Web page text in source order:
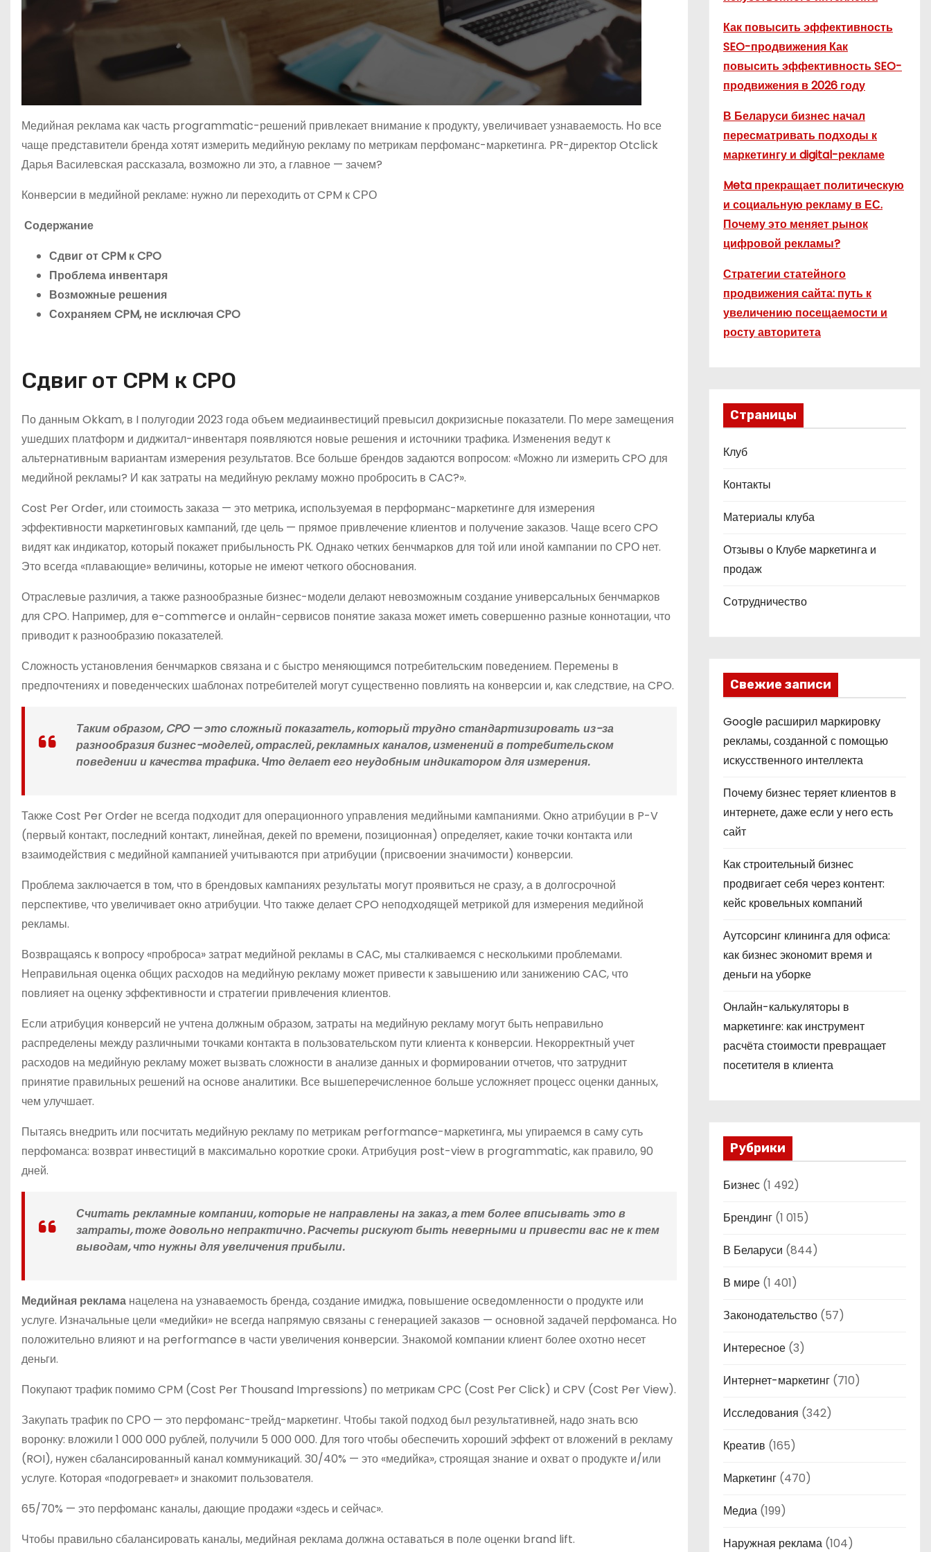
Медийная реклама как часть programmatic-решений привлекает внимание к продукту, увеличивает узнаваемость. Но все
чаще представители бренда хотят измерить медийную рекламу по метрикам перфоманс-маркетинга. PR-директор Otclick
Дарья Василевская рассказала, возможно ли это, а главное — зачем?
Конверсии в медийной рекламе: нужно ли переходить от CPM к СРО
Содержание
Сдвиг от CPM к CPO
Проблема инвентаря
Возможные решения
Сохраняем CPM, не исключая CPO
Сдвиг от CPM к CPO
По данным Okkam, в I полугодии 2023 года объем медиаинвестиций превысил докризисные показатели. По мере замещения
ушедших платформ и диджитал-инвентаря появляются новые решения и источники трафика. Изменения ведут к
альтернативным вариантам измерения результатов. Все больше брендов задаются вопросом: «Можно ли измерить CPO для
медийной рекламы? И как затраты на медийную рекламу можно пробросить в CAC?».
Cost Per Order, или стоимость заказа — это метрика, используемая в перформанс-маркетинге для измерения
эффективности маркетинговых кампаний, где цель — прямое привлечение клиентов и получение заказов. Чаще всего CPO
видят как индикатор, который покажет прибыльность РК. Однако четких бенчмарков для той или иной кампании по СРО нет.
Это всегда «плавающие» величины, которые не имеют четкого обоснования.
Отраслевые различия, а также разнообразные бизнес-модели делают невозможным создание универсальных бенчмарков
для CPO. Например, для e-commerce и онлайн-сервисов понятие заказа может иметь совершенно разные коннотации, что
приводит к разнообразию показателей.
Сложность установления бенчмарков связана и с быстро меняющимся потребительским поведением. Перемены в
предпочтениях и поведенческих шаблонах потребителей могут существенно повлиять на конверсии и, как следствие, на CPO.
Таким образом, CPO — это сложный показатель, который трудно стандартизировать из-за
разнообразия бизнес-моделей, отраслей, рекламных каналов, изменений в потребительском
поведении и качества трафика. Что делает его неудобным индикатором для измерения.
Также Cost Per Order не всегда подходит для операционного управления медийными кампаниями. Окно атрибуции в P-V
(первый контакт, последний контакт, линейная, декей по времени, позиционная) определяет, какие точки контакта или
взаимодействия с медийной кампанией учитываются при атрибуции (присвоении значимости) конверсии.
Проблема заключается в том, что в брендовых кампаниях результаты могут проявиться не сразу, а в долгосрочной
перспективе, что увеличивает окно атрибуции. Что также делает CPO неподходящей метрикой для измерения медийной
рекламы.
Возвращаясь к вопросу «проброса» затрат медийной рекламы в CAC, мы сталкиваемся с несколькими проблемами.
Неправильная оценка общих расходов на медийную рекламу может привести к завышению или занижению CAC, что
повлияет на оценку эффективности и стратегии привлечения клиентов.
Если атрибуция конверсий не учтена должным образом, затраты на медийную рекламу могут быть неправильно
распределены между различными точками контакта в пользовательском пути клиента к конверсии. Некорректный учет
расходов на медийную рекламу может вызвать сложности в анализе данных и формировании отчетов, что затруднит
принятие правильных решений на основе аналитики. Все вышеперечисленное больше усложняет процесс оценки данных,
чем улучшает.
Пытаясь внедрить или посчитать медийную рекламу по метрикам performance-маркетинга, мы упираемся в саму суть
перфоманса: возврат инвестиций в максимально короткие сроки. Атрибуция post-view в programmatic, как правило, 90
дней.
Считать рекламные компании, которые не направлены на заказ, а тем более вписывать это в
затраты, тоже довольно непрактично. Расчеты рискуют быть неверными и привести вас не к тем
выводам, что нужны для увеличения прибыли.
Медийная реклама нацелена на узнаваемость бренда, создание имиджа, повышение осведомленности о продукте или
услуге. Изначальные цели «медийки» не всегда напрямую связаны с генерацией заказов — основной задачей перфоманса. Но
положительно влияют и на performance в части увеличения конверсии. Знакомой компании клиент более охотно несет
деньги.
Покупают трафик помимо CPM (Cost Per Thousand Impressions) по метрикам CPC (Cost Per Click) и CPV (Cost Per View).
Закупать трафик по СРО — это перфоманс-трейд-маркетинг. Чтобы такой подход был результативней, надо знать всю
воронку: вложили 1 000 000 рублей, получили 5 000 000. Для того чтобы обеспечить хороший эффект от вложений в рекламу
(ROI), нужен сбалансированный канал коммуникаций. 30/40% — это «медийка», строящая знание и охват о продукте и/или
услуге. Которая «подогревает» и знакомит пользователя.
65/70% — это перфоманс каналы, дающие продажи «здесь и сейчас».
Чтобы правильно сбалансировать каналы, медийная реклама должна оставаться в поле оценки brand lift.
Как повысить эффективность
SEO-продвижения Как
повысить эффективность SEO-
продвижения в 2026 году
В Беларуси бизнес начал
пересматривать подходы к
маркетингу и digital-рекламе
Meta прекращает политическую
и социальную рекламу в ЕС.
Почему это меняет рынок
цифровой рекламы?
Стратегии статейного
продвижения сайта: путь к
увеличению посещаемости и
росту авторитета
Страницы
Клуб
Контакты
Материалы клуба
Отзывы о Клубе маркетинга и
продаж
Сотрудничество
Свежие записи
Google расширил маркировку
рекламы, созданной с помощью
искусственного интеллекта
Почему бизнес теряет клиентов в
интернете, даже если у него есть
сайт
Как строительный бизнес
продвигает себя через контент:
кейс кровельных компаний
Аутсорсинг клининга для офиса:
как бизнес экономит время и
деньги на уборке
Онлайн-калькуляторы в
маркетинге: как инструмент
расчёта стоимости превращает
посетителя в клиента
Рубрики
Бизнес (1 492)
Брендинг (1 015)
В Беларуси (844)
В мире (1 401)
Законодательство (57)
Интересное (3)
Интернет-маркетинг (710)
Исследования (342)
Креатив (165)
Маркетинг (470)
Медиа (199)
Наружная реклама (104)